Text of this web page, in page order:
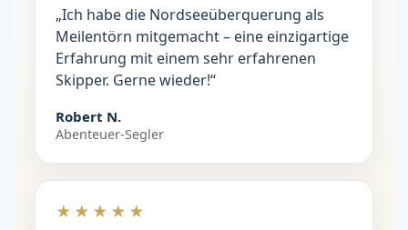
„Ich habe die Nordseeüberquerung als
Meilentörn mitgemacht – eine einzigartige
Erfahrung mit einem sehr erfahrenen
Skipper. Gerne wieder!“
Robert N.
Abenteuer-Segler
★★★★★